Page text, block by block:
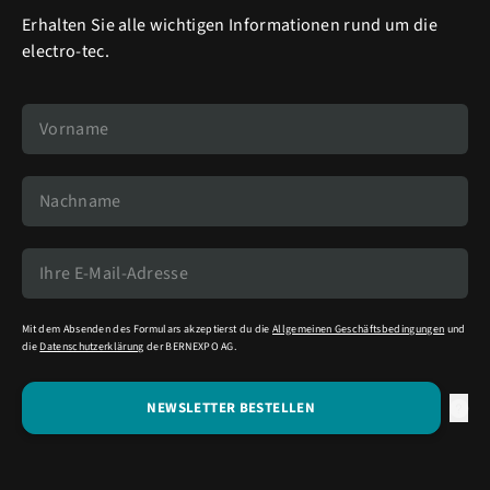
Erhalten Sie alle wichtigen Informationen rund um die
electro-tec.
Mit dem Absenden des Formulars akzeptierst du dieAllgemeinen Geschäftsbedingungen und
die Datenschutzerklärung der BERNEXPO AG.